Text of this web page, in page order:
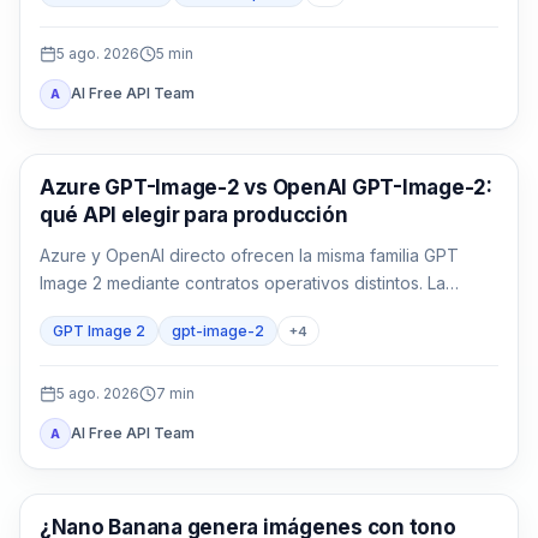
5 ago. 2026 5 min
A AI Free API Team
Generación de imágenes con IA
Azure GPT-Image-2 vs OpenAI GPT-Image-2:
qué API elegir para producción
Azure y OpenAI directo ofrecen la misma familia GPT
Image 2 mediante contratos operativos distintos. La
decisión depende de identidad, región, factura, cuota,
formato y soporte, no solo del nombre del modelo.
GPT Image 2 gpt-image-2 +4
5 ago. 2026 7 min
A AI Free API Team
Generación de imágenes con IA
¿Nano Banana genera imágenes con tono